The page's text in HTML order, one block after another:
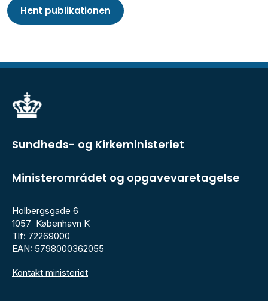
Hent publikationen
Sundheds- og Kirkeministeriet
Ministerområdet og opgavevaretagelse
Holbergsgade 6
1057 København K
Tlf: 72269000
EAN: 5798000362055
Kontakt ministeriet